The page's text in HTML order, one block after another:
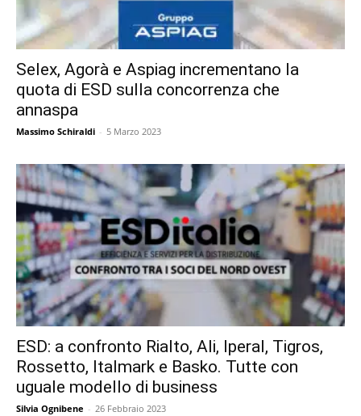
Selex, Agorà e Aspiag incrementano la
quota di ESD sulla concorrenza che
annaspa
Massimo Schiraldi - 5 Marzo 2023
ESD: a confronto Rialto, Ali, Iperal, Tigros,
Rossetto, Italmark e Basko. Tutte con
uguale modello di business
Silvia Ognibene - 26 Febbraio 2023